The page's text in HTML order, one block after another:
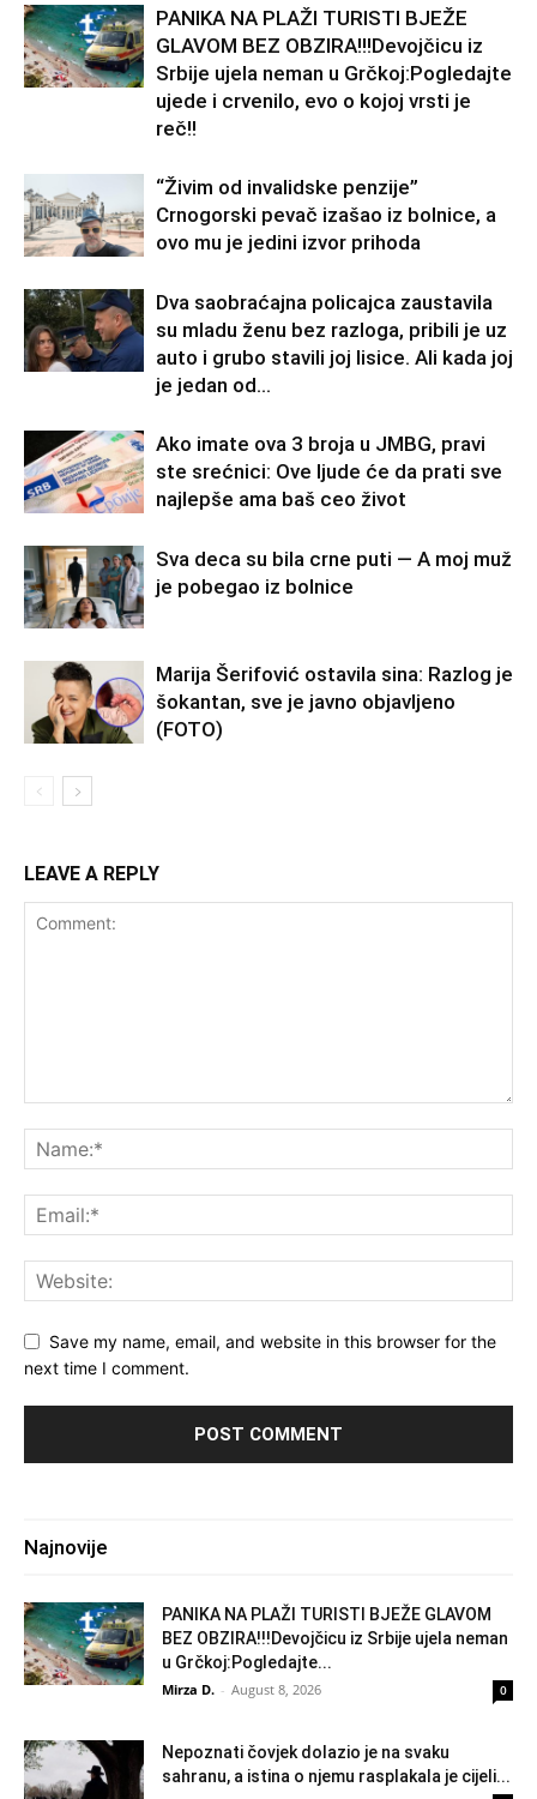
PANIKA NA PLAŽI TURISTI BJEŽE
GLAVOM BEZ OBZIRA!!!Devojčicu iz
Srbije ujela neman u Grčkoj:Pogledajte
ujede i crvenilo, evo o kojoj vrsti je
reč!!
“Živim od invalidske penzije”
Crnogorski pevač izašao iz bolnice, a
ovo mu je jedini izvor prihoda
Dva saobraćajna policajca zaustavila
su mladu ženu bez razloga, pribili je uz
auto i grubo stavili joj lisice. Ali kada joj
je jedan od...
Ako imate ova 3 broja u JMBG, pravi
ste srećnici: Ove ljude će da prati sve
najlepše ama baš ceo život
Sva deca su bila crne puti — A moj muž
je pobegao iz bolnice
Marija Šerifović ostavila sina: Razlog je
šokantan, sve je javno objavljeno
(FOTO)
LEAVE A REPLY
Save my name, email, and website in this browser for the
next time I comment.
Najnovije
PANIKA NA PLAŽI TURISTI BJEŽE GLAVOM
BEZ OBZIRA!!!Devojčicu iz Srbije ujela neman
u Grčkoj:Pogledajte...
Mirza D. - August 8, 2026 0
Nepoznati čovjek dolazio je na svaku
sahranu, a istina o njemu rasplakala je cijeli...